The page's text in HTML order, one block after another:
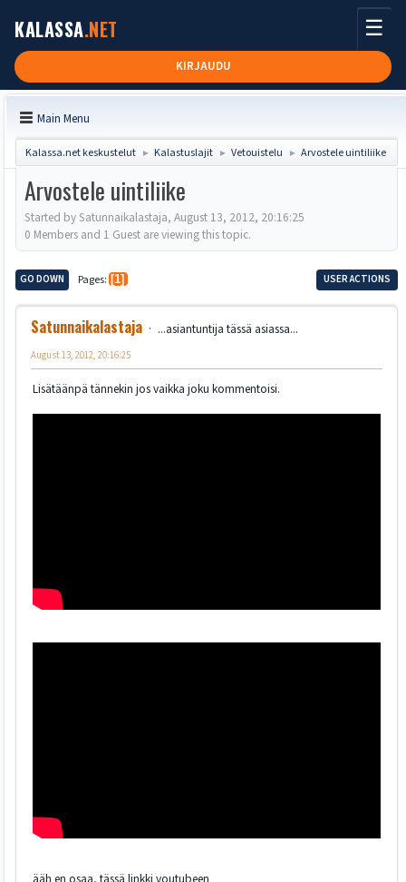
KALASSA.NET
KIRJAUDU
☰
Main Menu
Kalassa.net keskustelut ► Kalastuslajit ► Vetouistelu ► Arvostele uintiliike
Arvostele uintiliike
Started by Satunnaikalastaja, August 13, 2012, 20:16:25
0 Members and 1 Guest are viewing this topic.
GO DOWN Pages 1 USER ACTIONS
Satunnaikalastaja ...asiantuntija tässä asiassa...
August 13, 2012, 20:16:25
Lisätäänpä tännekin jos vaikka joku kommentoisi.